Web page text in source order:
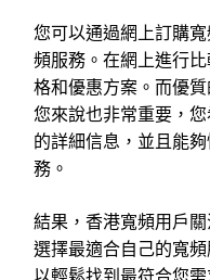
您可以通過網上訂購
頻服務。在網上進行
格和優惠方案。而優
您來說也非常重要，
的詳細信息，並且能
務。
結果，香港寬頻用戶
選擇最適合自己的寬
以輕鬆找到最符合您需